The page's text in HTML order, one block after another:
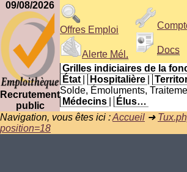
09/08/2026
Recrutement
public
Offres Emploi
Alerte Mél. Docs
Grilles indiciaires de la
État
Hospitalière
Solde, Émoluments,
Médecins
Élus…
Navigation, vous êtes ici :Accueil ➜
position=18